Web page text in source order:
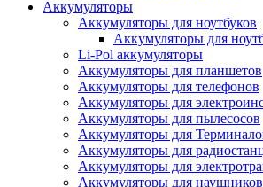
Аккумуляторы
Аккумуляторы для ноутбуков
Аккумуляторы для
Li-Pol аккумуляторы
Аккумуляторы для планшетов
Аккумуляторы для телефонов
Аккумуляторы для
Аккумуляторы для пылесосов
Аккумуляторы для
Аккумуляторы для
Аккумуляторы для
Аккумуляторы для